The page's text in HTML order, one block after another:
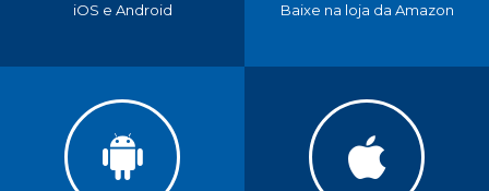
iOS e Android
Baixe na loja da Amazon